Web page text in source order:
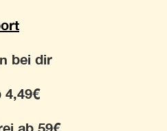
bei dir
4,49€
ab 59€